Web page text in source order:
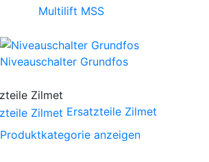
Multilift MSS
Niveauschalter Grundfos
Ersatzteile Zilmet
Produktkategorie anzeigen